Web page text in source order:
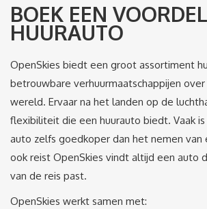
BOEK EEN
HUURAUTO
OpenSkies biedt een groot assortiment
betrouwbare verhuurmaatschappijen
wereld. Ervaar na het landen op de
flexibiliteit die een huurauto biedt. Vaak
auto zelfs goedkoper dan het nemen van
ook reist OpenSkies vindt altijd een auto
van de reis past.
OpenSkies werkt samen met: